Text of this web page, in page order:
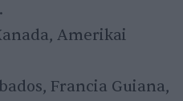
Amerikai
Francia Guiana,